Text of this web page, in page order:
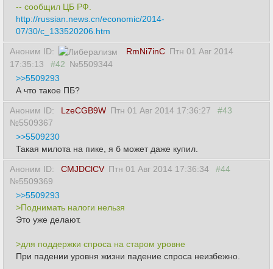
-- сообщил ЦБ РФ.
http://russian.news.cn/economic/2014-
07/30/c_133520206.htm
Аноним ID: RmNi7inC Птн 01 Авг 2014
17:35:13
#42 №5509344
>>5509293
А что такое ПБ?
Аноним ID: LzeCGB9W Птн 01 Авг 2014 17:36:27
#43
№5509367
>>5509230
Такая милота на пике, я б может даже купил.
Аноним ID: CMJDClCV Птн 01 Авг 2014 17:36:34
#44
№5509369
>>5509293
>Поднимать налоги нельзя
Это уже делают.
>для поддержки спроса на старом уровне
При падении уровня жизни падение спроса неизбежно.